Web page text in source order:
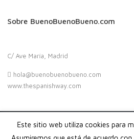
Sobre BuenoBuenoBueno.com
C/ Ave María, Madrid
hola@buenobuenobueno.com
www.thespanishway.com
Copyright 2020.
reservados
Este sitio web utiliza cookies para